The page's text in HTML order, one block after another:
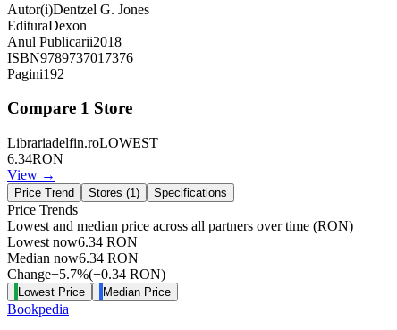
Autor(i)Dentzel G. Jones
EdituraDexon
Anul Publicarii2018
ISBN9789737017376
Pagini192
Compare 1 Store
Librariadelfin.roLOWEST
6.34RON
View →
Price Trend Stores (1 ) Specifications
Price Trends
Lowest and median price across all partners over time (RON)
Lowest now6.34 RON
Median now6.34 RON
Change+5.7%(+0.34 RON)
Lowest Price Median Price
Bookpedia